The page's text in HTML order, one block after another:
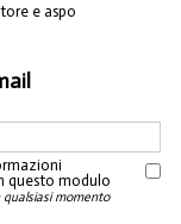
e aspo
questo modulo
momento